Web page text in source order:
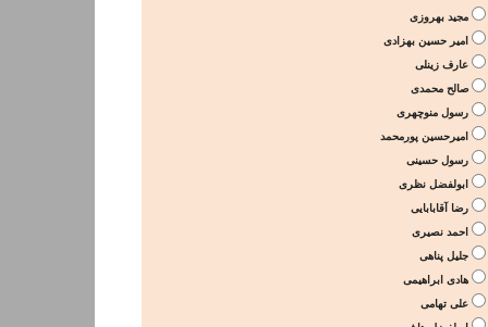
مجید بهروزی
امیر حسین بهزادی
عارف زینلی
صالح محمدی
رسول منوچهری
امیرحسین پورمحمد
رسول حسینی
ابولفضل نظری
رضا آقابابایی
احمد نصیری
جلیل پناهی
هادی ابراهیمی
علی تهامی